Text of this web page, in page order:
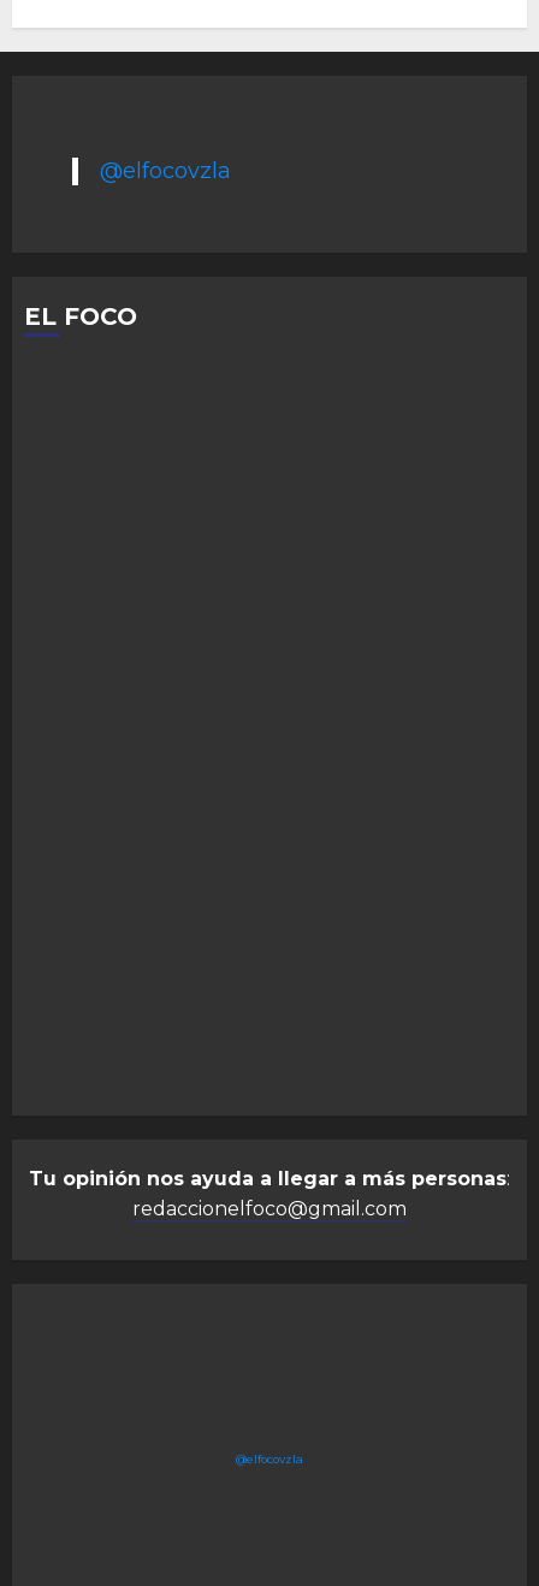
@elfocovzla
EL FOCO
Tu opinión nos ayuda a llegar a más personas:
redaccionelfoco@gmail.com
@elfocovzla